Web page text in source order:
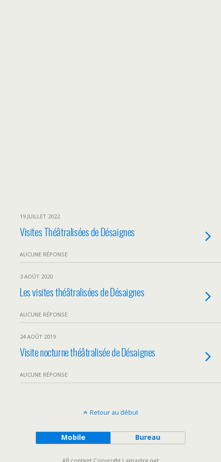
19 JUILLET 2022
Visites Théâtralisées de Désaignes
AUCUNE RÉPONSE
3 AOÛT 2020
Les visites théâtralisées de Désaignes
AUCUNE RÉPONSE
24 AOÛT 2019
Visite nocturne théâtralisée de Désaignes
AUCUNE RÉPONSE
Retour au début
Mobile Bureau